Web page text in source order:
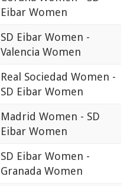
Eibar Women
SD Eibar Women -
Valencia Women
Real Sociedad Women -
SD Eibar Women
Madrid Women - SD
Eibar Women
SD Eibar Women -
Granada Women